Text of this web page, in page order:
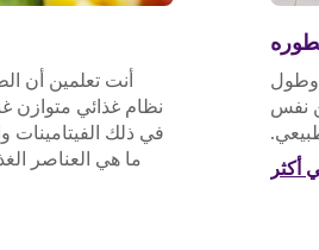
وطول
نفس
أكثر
أنت تعلمين أن
نظام غذائي متوازن
في ذلك الفيتامينات
ما هي العناصر